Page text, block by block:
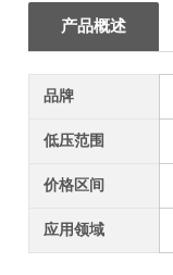
产品概述
品牌
低压范围
价格区间
应用领域